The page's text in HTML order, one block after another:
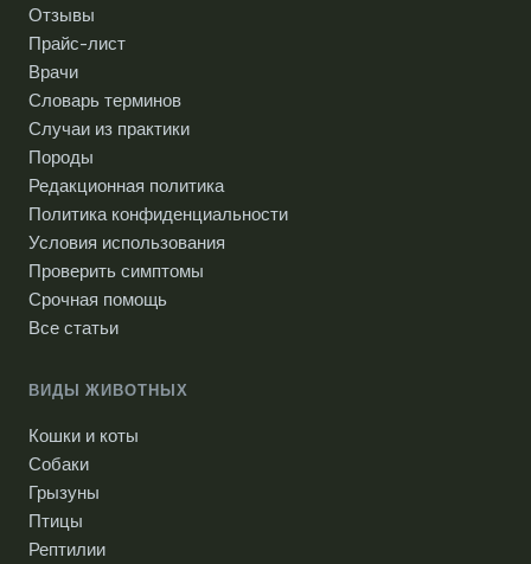
Отзывы
Прайс-лист
Врачи
Словарь терминов
Случаи из практики
Породы
Редакционная политика
Политика конфиденциальности
Условия использования
Проверить симптомы
Срочная помощь
Все статьи
ВИДЫ ЖИВОТНЫХ
Кошки и коты
Собаки
Грызуны
Птицы
Рептилии